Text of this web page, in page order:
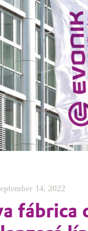
14, 2022
fábrica